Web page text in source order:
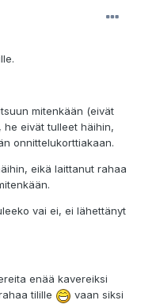
mitenkään (eivät
he eivät tulleet häihin,
onnittelukorttiakaan.
eikä laittanut rahaa
vai ei, ei lähettänyt
enää kavereiksi
tilille
vaan siksi